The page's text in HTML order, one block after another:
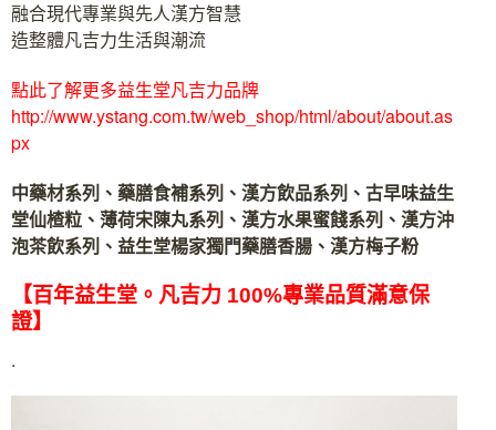
融合現代專業與先人漢方智慧
造整體凡吉力生活與潮流
點此了解更多益生堂凡吉力品牌
http://www.ystang.com.tw/web_shop/html/about/about.as
px
中藥材系列、藥膳食補系列、漢方飲品系列、古早味益生
堂仙楂粒、薄荷宋陳丸系列、漢方水果蜜餞系列、漢方沖
泡茶飲系列、益生堂楊家獨門藥膳香腸、漢方梅子粉
【百年益生堂。凡吉力 100%專業品質滿意保
證】
.